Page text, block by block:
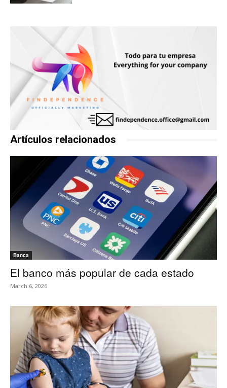
Artículos relacionados
Banca
El banco más popular de cada estado
March 6, 2026